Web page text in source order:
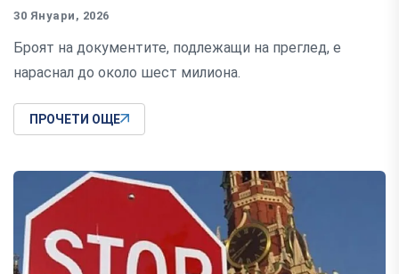
30 Януари, 2026
Броят на документите, подлежащи на преглед, е
нараснал до около шест милиона.
ПРОЧЕТИ ОЩЕ